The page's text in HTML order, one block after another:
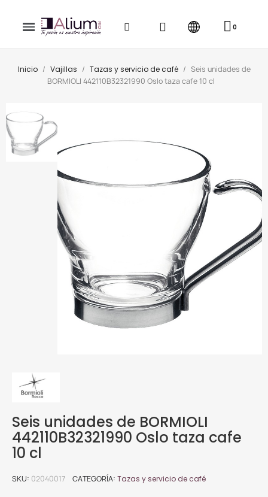
Inicio Vajillas Tazas y servicio de café
Seis unidades de
BORMIOLI 442110B32321990 Oslo taza cafe 10 cl
Seis unidades de BORMIOLI
442110B32321990 Oslo taza cafe
10 cl
SKU 02040017 CATEGORÍA Tazas y servicio de café